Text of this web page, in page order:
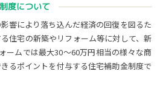
制度について
響により落ち込んだ経済の回復を図るた
住宅の新築やリフォーム等に対して、新
ームでは最大30～60万円相当の様々な商
るポイントを付与する住宅補助金制度で